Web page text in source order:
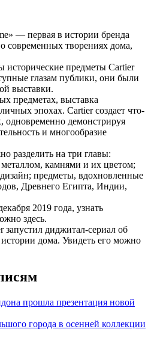
— первая в истории бренда
современных творениях дома,
исторические предметы Cartier
глазам публики, они были
выставки.
предметах, выставка
эпохах. Cartier создает что-
одновременно демонстрируя
и многообразие
разделить на три главы:
камнями и их цветом;
предметы, вдохновленные
Древнего Египта, Индии,
2019 года, узнать
здесь.
диджитал-сериал об
дома. Увидеть его можно
прошла презентация новой
города в осенней коллекции